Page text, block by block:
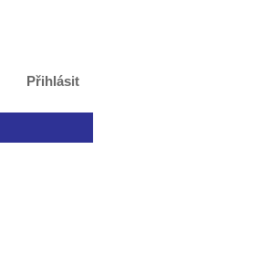
Přihlásit